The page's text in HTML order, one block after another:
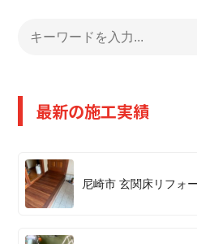
最新の施工実績
尼崎市 玄関床リフォ